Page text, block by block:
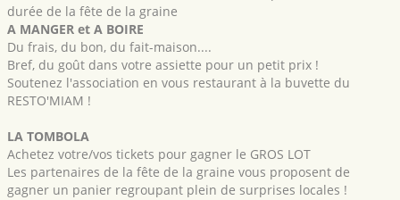
durée de la fête de la graine
A MANGER et A BOIRE
Du frais, du bon, du fait-maison....
Bref, du goût dans votre assiette pour un petit prix !
Soutenez l'association en vous restaurant à la buvette du
RESTO'MIAM !
LA TOMBOLA
Achetez votre/vos tickets pour gagner le GROS LOT
Les partenaires de la fête de la graine vous proposent de
gagner un panier regroupant plein de surprises locales !